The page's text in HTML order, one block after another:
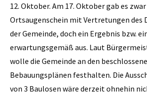
12. Oktober. Am 17. Oktober gab es
Ortsaugenschein mit Vertretungen des
der Gemeinde, doch ein Ergebnis bzw.
erwartungsgemäß aus. Laut
wolle die Gemeinde an den
Bebauungsplänen festhalten. Die
von 3 Baulosen wäre derzeit ohnehin